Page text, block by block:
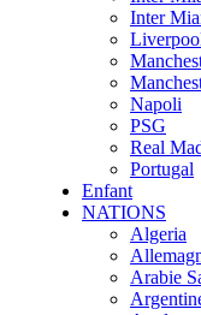
Inter
Napoli
PSG
Real
Portugal
Enfant
NATIONS
Algeria
Arabie